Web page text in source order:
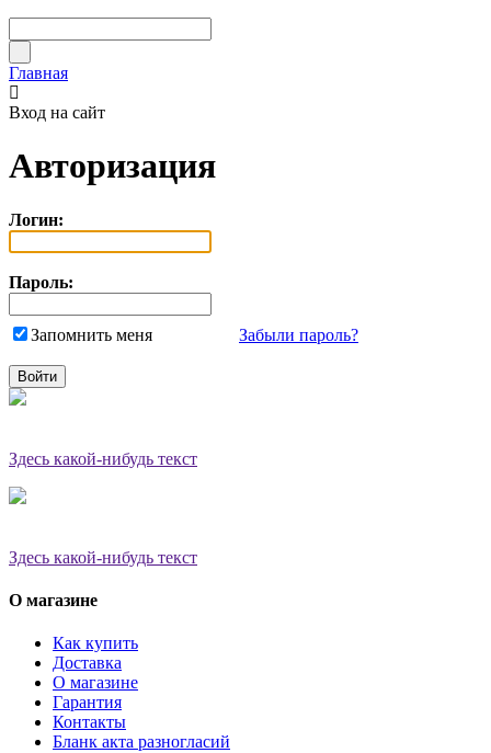
Главная
Вход на сайт
Авторизация
Логин:
Пароль:
Запомнить меня Забыли пароль?
Здесь какой-нибудь текст
Здесь какой-нибудь текст
О магазине
Как купить
Доставка
О магазине
Гарантия
Контакты
Бланк акта разногласий